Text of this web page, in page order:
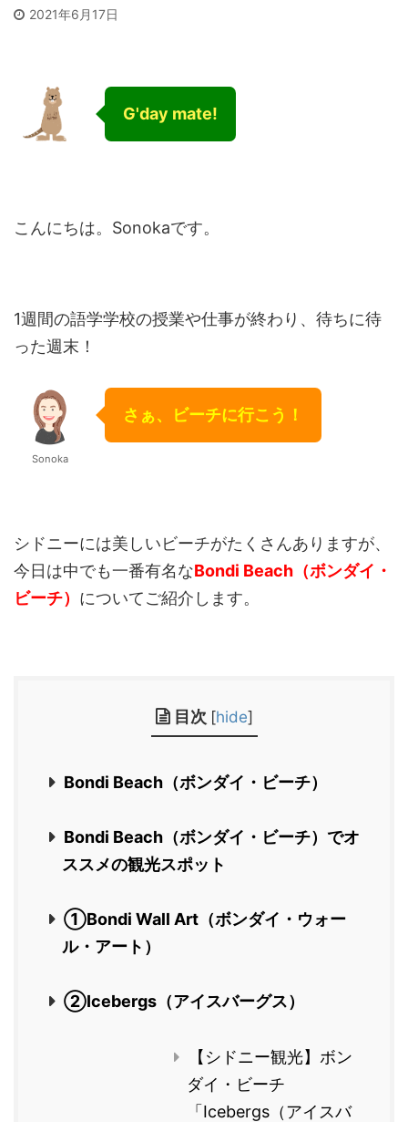
2021年6月17日
G'day mate!
こんにちは。Sonokaです。
1週間の語学学校の授業や仕事が終わり、待ちに待
った週末！
Sonoka
さぁ、ビーチに行こう！
シドニーには美しいビーチがたくさんありますが、
今日は中でも一番有名なBondi Beach（ボンダイ・
ビーチ） についてご紹介します。
目次 [hide]
Bondi Beach（ボンダイ・ビーチ）
Bondi Beach（ボンダイ・ビーチ）でオ
ススメの観光スポット
①Bondi Wall Art（ボンダイ・ウォー
ル・アート）
②Icebergs（アイスバーグス）
【シドニー観光】ボン
ダイ・ビーチ
「Icebergs（アイスバ